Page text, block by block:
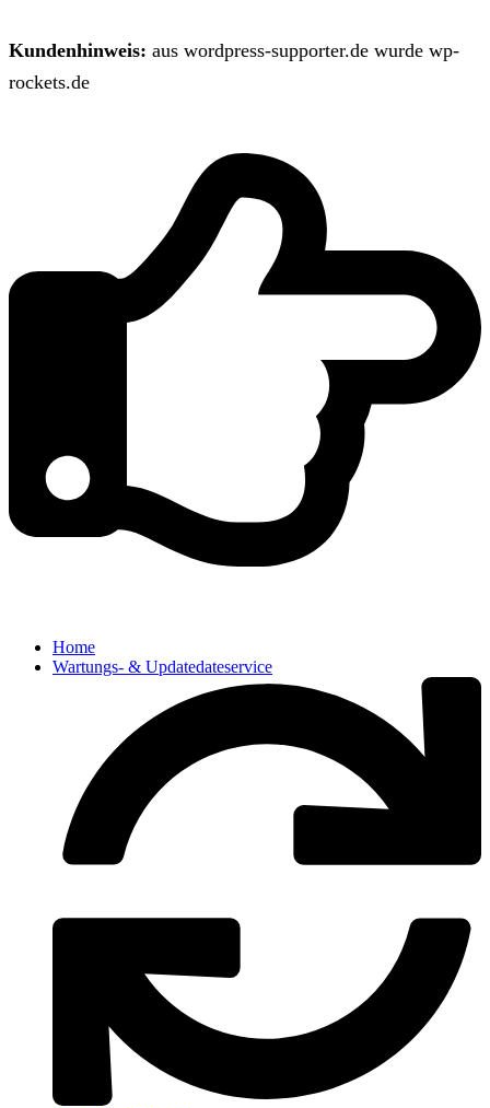
Kundenhinweis: aus wordpress-supporter.de wurde wp-
rockets.de
Home
Wartungs- & Updatedateservice